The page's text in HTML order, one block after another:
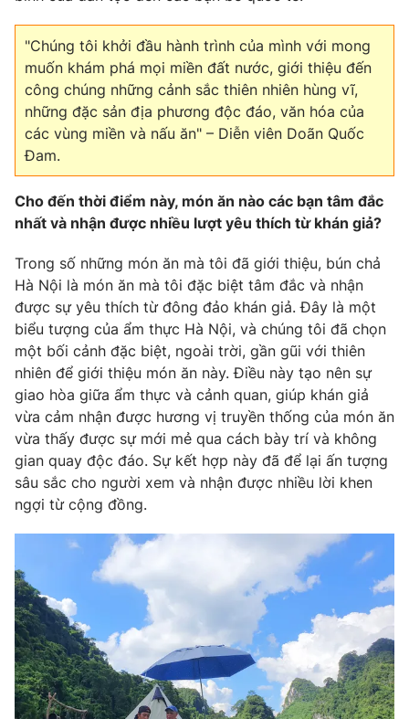
"Chúng tôi khởi đầu hành trình của mình với mong
muốn khám phá mọi miền đất nước, giới thiệu đến
công chúng những cảnh sắc thiên nhiên hùng vĩ,
những đặc sản địa phương độc đáo, văn hóa của
các vùng miền và nấu ăn" – Diễn viên Doãn Quốc
Đam.
Cho đến thời điểm này, món ăn nào các bạn tâm đắc
nhất và nhận được nhiều lượt yêu thích từ khán giả?
Trong số những món ăn mà tôi đã giới thiệu, bún chả
Hà Nội là món ăn mà tôi đặc biệt tâm đắc và nhận
được sự yêu thích từ đông đảo khán giả. Đây là một
biểu tượng của ẩm thực Hà Nội, và chúng tôi đã chọn
một bối cảnh đặc biệt, ngoài trời, gần gũi với thiên
nhiên để giới thiệu món ăn này. Điều này tạo nên sự
giao hòa giữa ẩm thực và cảnh quan, giúp khán giả
vừa cảm nhận được hương vị truyền thống của món ăn
vừa thấy được sự mới mẻ qua cách bày trí và không
gian quay độc đáo. Sự kết hợp này đã để lại ấn tượng
sâu sắc cho người xem và nhận được nhiều lời khen
ngợi từ cộng đồng.